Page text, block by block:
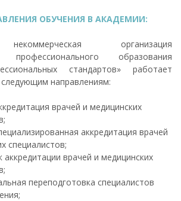
ОБУЧЕНИЯ В АКАДЕМИИ:
организация
профессионального образования
стандартов» работает
направлениям:
врачей и медицинских
аккредитация врачей
специалистов;
аккредитации врачей и медицинских
переподготовка специалистов